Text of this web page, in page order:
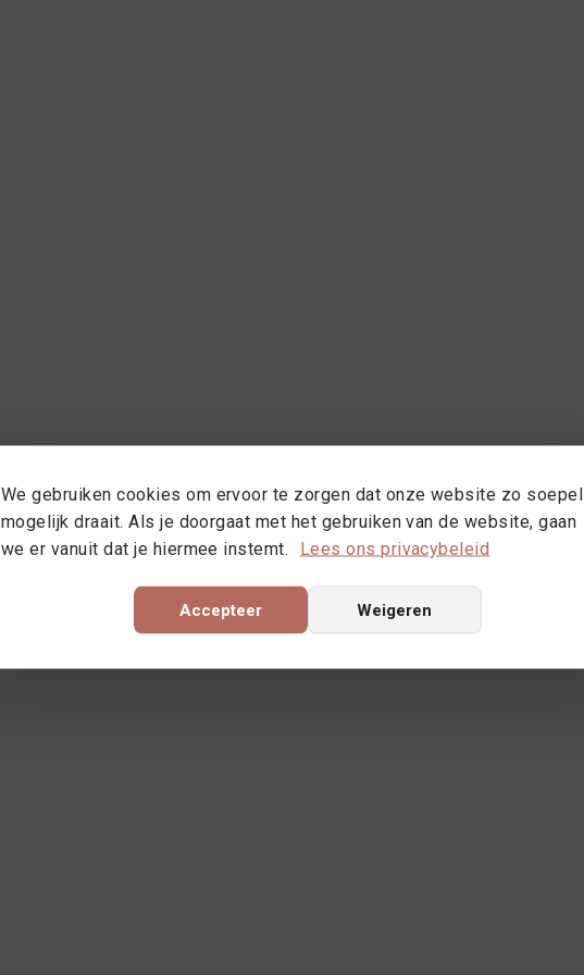
We gebruiken cookies om ervoor te zorgen dat onze website zo soepel
mogelijk draait. Als je doorgaat met het gebruiken van de website, gaan
we er vanuit dat je hiermee instemt.
Lees ons privacybeleid
Accepteer Weigeren